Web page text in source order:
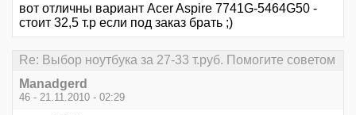
вот отличны вариант Acer Aspire 7741G-5464G50 -
стоит 32,5 т.р если под заказ брать ;)
Re: Выбор ноутбука за 27-33 т.руб. Помогите советом
Manadgerd
46 - 21.11.2010 - 02:29